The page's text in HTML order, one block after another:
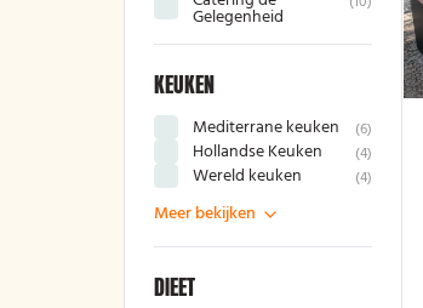
Gelegenheid
KEUKEN
Mediterrane keuken (6)
Hollandse Keuken (4)
Wereld keuken (4)
Meer bekijken
DIEET